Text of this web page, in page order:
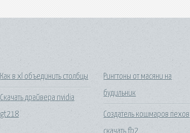
Как в xl объединить столбцы
Скачать драйвера nvidia
gt218
Рингтоны от масяни на
будильник
Создатель кошмаров пехов